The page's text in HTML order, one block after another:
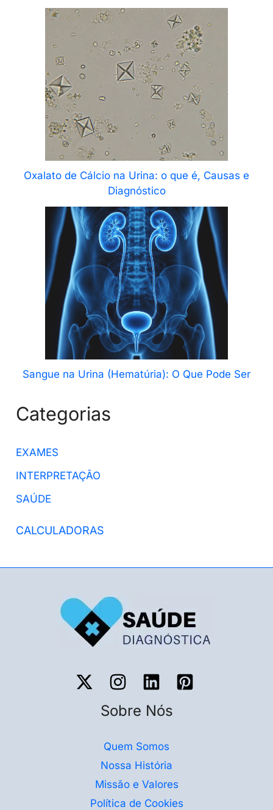
Oxalato de Cálcio na Urina: o que é, Causas e
Diagnóstico
Sangue na Urina (Hematúria): O Que Pode Ser
Categorias
EXAMES
INTERPRETAÇÃO
SAÚDE
CALCULADORAS
Sobre Nós
Quem Somos
Nossa História
Missão e Valores
Política de Cookies